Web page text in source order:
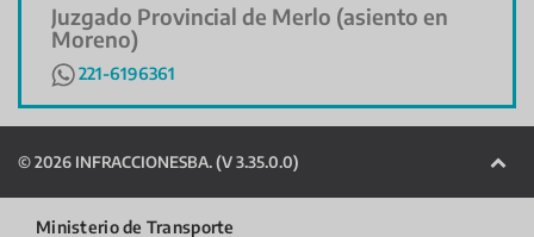
Juzgado Provincial de Merlo (asiento en
Moreno)
221-6196361
©2026 INFRACCIONESBA. (V 3.35.0.0)
Ministerio de Transporte